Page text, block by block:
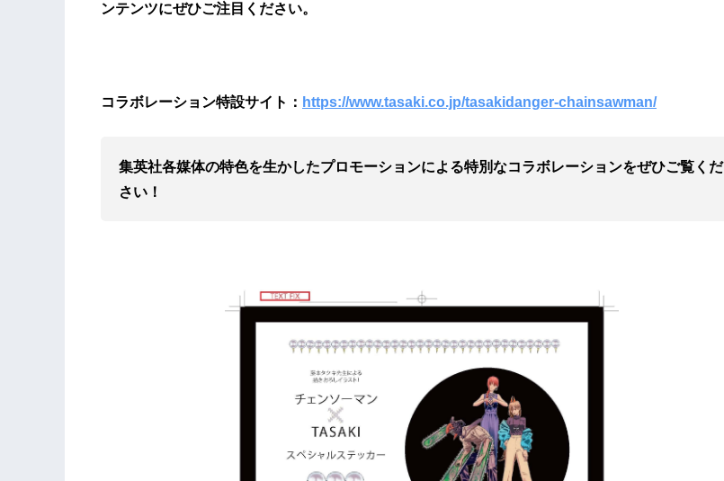
ンテンツにぜひご注目ください。
コラボレーション特設サイト： https://www.tasaki.co.jp/tasakidanger-chainsawman/
集英社各媒体の特⾊を⽣かしたプロモーションによる特別なコラボレーションをぜひご覧くだ
さい！